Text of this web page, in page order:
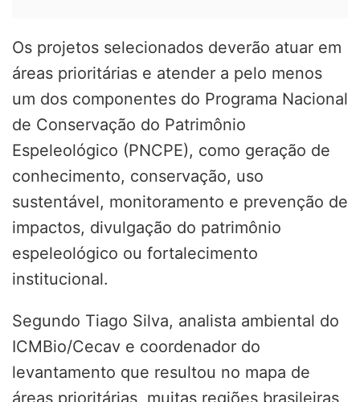
Os projetos selecionados deverão atuar em
áreas prioritárias e atender a pelo menos
um dos componentes do Programa Nacional
de Conservação do Patrimônio
Espeleológico (PNCPE), como geração de
conhecimento, conservação, uso
sustentável, monitoramento e prevenção de
impactos, divulgação do patrimônio
espeleológico ou fortalecimento
institucional.
Segundo Tiago Silva, analista ambiental do
ICMBio/Cecav e coordenador do
levantamento que resultou no mapa de
áreas prioritárias, muitas regiões brasileiras